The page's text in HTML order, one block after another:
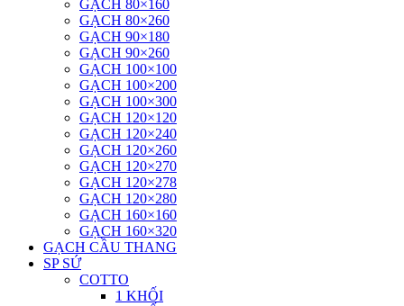
GẠCH 80×160
GẠCH 80×260
GẠCH 90×180
GẠCH 90×260
GẠCH 100×100
GẠCH 100×200
GẠCH 100×300
GẠCH 120×120
GẠCH 120×240
GẠCH 120×260
GẠCH 120×270
GẠCH 120×278
GẠCH 120×280
GẠCH 160×160
GẠCH 160×320
GẠCH CẦU THANG
SP SỨ
COTTO
1 KHỐI